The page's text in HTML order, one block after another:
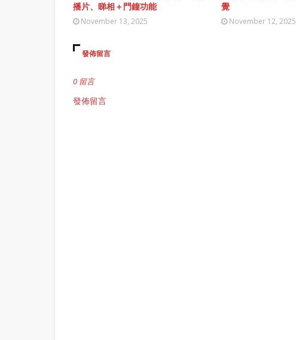
播片、睇相＋門鐘功能
November 13, 2025
覺
November 12, 2025
發佈留言
0 留言
發佈留言